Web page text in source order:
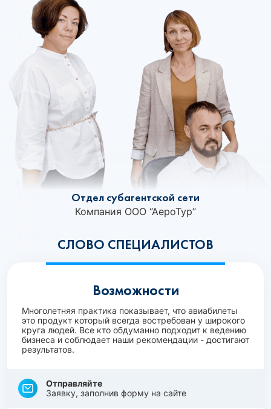
СЛОВО СПЕЦИАЛИСТОВ
Отдел субагентской сети
Компания ООО “АероТур”
Возможности
Многолетняя практика показывает, что авиабилеты
это продукт который всегда востребован у широкого
круга людей. Все кто обдуманно подходит к ведению
бизнеса и соблюдает наши рекомендации - достигают
результатов.
Отправляйте
Заявку, заполнив форму на сайте